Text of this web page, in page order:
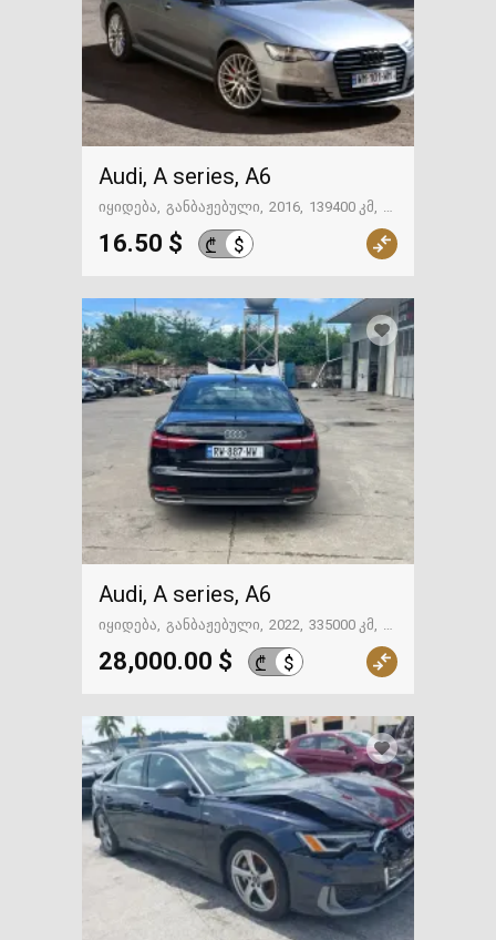
Audi, A series, A6
იყიდება განბაჟებული 2016 139400 კმ
16.50 $ ₾ $
Audi, A series, A6
იყიდება განბაჟებული 2022 335000 კმ
28,000.00 $ ₾ $